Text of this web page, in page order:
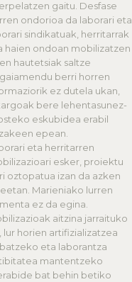
gaitu. Desfase
ondorioa da laborari eta
sindikatuak, herritarrak
haien ondoan mobilizatzen
hautetsiak saltze
berri horren
ez dutela ukan,
bere lehentasunez-
eskubidea erabil
epean.
eta herritarren
esker, proiektu
oztopatua izan da azken
Marieniako lurren
ez da egina.
aitzina jarraituko
lur horien artifizializatzea
eta laborantza
mantentzeko
bat behin betiko